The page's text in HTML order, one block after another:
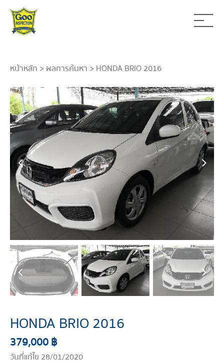
หน้าหลัก > ผลการค้นหา > HONDA BRIO 2016
HONDA BRIO 2016
379,000 ฿
วันที่แก้ไข 28/01/2020